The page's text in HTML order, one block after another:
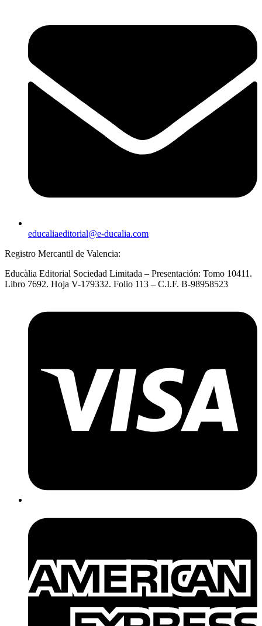
educaliaeditorial@e-ducalia.com
Registro Mercantil de Valencia:
Educàlia Editorial Sociedad Limitada – Presentación: Tomo 10411.
Libro 7692. Hoja V-179332. Folio 113 – C.I.F. B-98958523